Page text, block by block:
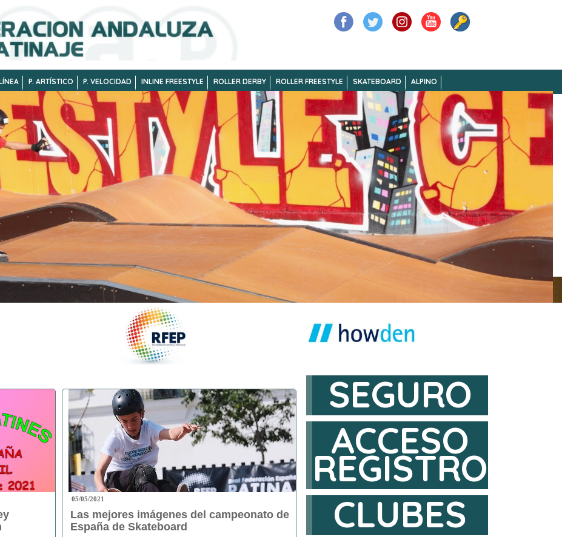
P. ARTÍSTICO P. VELOCIDAD INLINE FREESTYLE ROLLER DERBY ROLLER FREESTYLE SKATEBOARD ALPINO
SEGURO
ACCESO
REGISTRO
CLUBES
05/05/2021
Las mejores imágenes del campeonato de
España de Skateboard